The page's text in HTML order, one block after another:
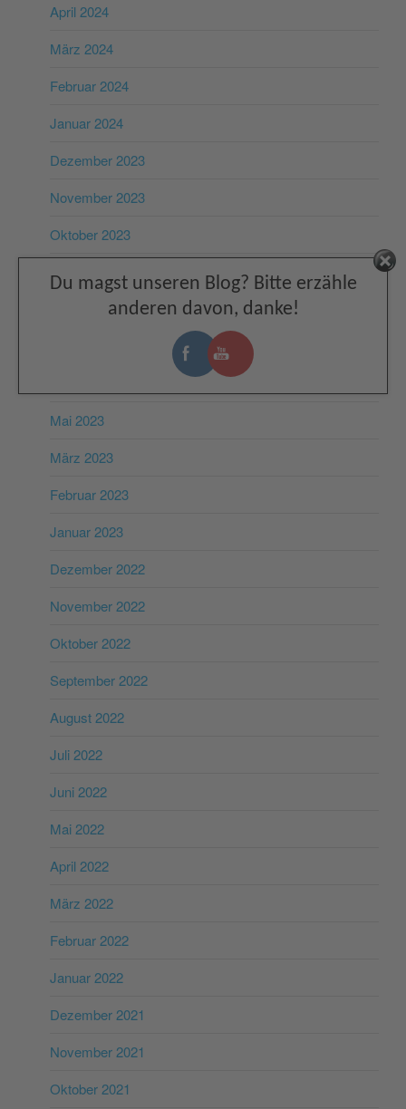
April 2024
März 2024
Februar 2024
Januar 2024
Dezember 2023
November 2023
Oktober 2023
September 2023
August 2023
Mai 2023
März 2023
Februar 2023
Januar 2023
Dezember 2022
November 2022
Oktober 2022
September 2022
August 2022
Juli 2022
Juni 2022
Mai 2022
April 2022
März 2022
Februar 2022
Januar 2022
Dezember 2021
November 2021
Oktober 2021
Du magst unseren Blog? Bitte erzähle
anderen davon, danke!
Facebook